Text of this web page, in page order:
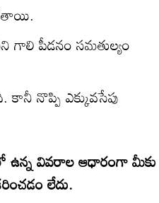
గాలి పీడనం సమతుల్యం
నొప్పి ఎక్కువసేపు
వివరాల ఆధారంగా మీకు
లేదు.